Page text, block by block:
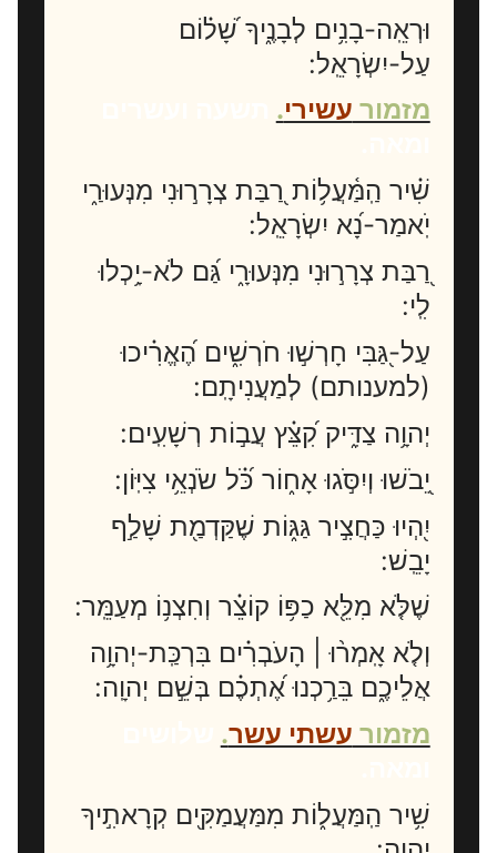
וּרְאֵֽה-בָנִ֥ים לְבָנֶ֑יךָ שָׁ֝ל֗וֹם
עַל-יִשְׂרָאֵֽל:
מזמור עשירי.
שִׁ֗יר הַֽמַּ֫עֲל֥וֹת רַ֭בַּת צְרָר֣וּנִי מִנְּעוּרַ֑י
יֹֽאמַר-נָ֝א יִשְׂרָאֵֽל:
רַ֭בַּת צְרָר֣וּנִי מִנְּעוּרָ֑י גַּ֝ם לֹא-יָ֥כְלוּ
לִֽי:
עַל-גַּ֭בִּי חָרְשׁ֣וּ חֹרְשִׁ֑ים הֶ֝אֱרִ֗יכוּ
(למענותם) לְמַעֲנִיתָֽם:
יְהוָ֥ה צַדִּ֑יק קִ֝צֵּ֗ץ עֲב֣וֹת רְשָׁעִֽים:
יֵ֭בֹשׁוּ וְיִסֹּ֣גוּ אָח֑וֹר כֹּ֝֗ל שֹׂנְאֵ֥י צִיּֽוֹן:
יִ֭הְיוּ כַּחֲצִ֣יר גַּגּ֑וֹת שֶׁקַּדְמַ֖ת שָׁלַ֣ף
יָבֵֽשׁ:
שֶׁלֹּ֤א מִלֵּ֖א כַפּ֥וֹ קוֹצֵ֗ר וְחִצְנ֥וֹ מְעַמֵּֽר:
וְלֹ֤א אָֽמְר֨וּ | הָעֹבְרִ֗ים בִּרְכַּֽת-יְהוָ֥ה
אֲלֵיכֶ֑ם בֵּרַ֥כְנוּ אֶ֝תְכֶ֗ם בְּשֵׁ֣ם יְהוָֽה:
מזמור עשתי עשר.
שִׁ֥יר הַֽמַּעֲל֑וֹת מִמַּעֲמַקִּ֖ים קְרָאתִ֣יךָ